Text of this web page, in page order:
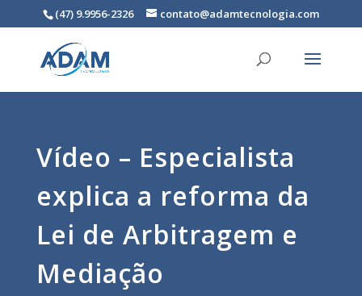
(47) 9.9956-2326 contato@adamtecnologia.com
Vídeo – Especialista
explica a reforma da
Lei de Arbitragem e
Mediação